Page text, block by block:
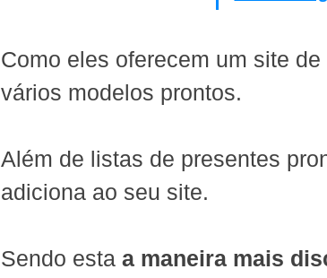
Como eles oferecem um site
vários modelos prontos.
Além de listas de presentes
adiciona ao seu site.
Sendo esta a maneira mais